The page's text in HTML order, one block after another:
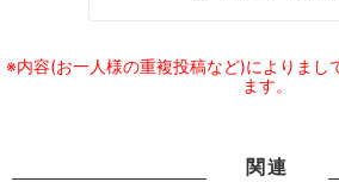
※内容(お一人様の重複投稿など)によりまし
ます。
関連